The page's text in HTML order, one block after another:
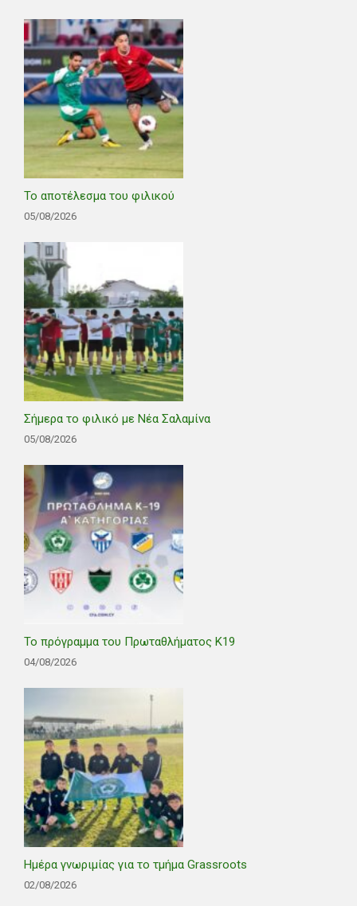
Το αποτέλεσμα του φιλικού
05/08/2026
Σήμερα το φιλικό με Νέα Σαλαμίνα
05/08/2026
Το πρόγραμμα του Πρωταθλήματος Κ19
04/08/2026
Ημέρα γνωριμίας για το τμήμα Grassroots
02/08/2026